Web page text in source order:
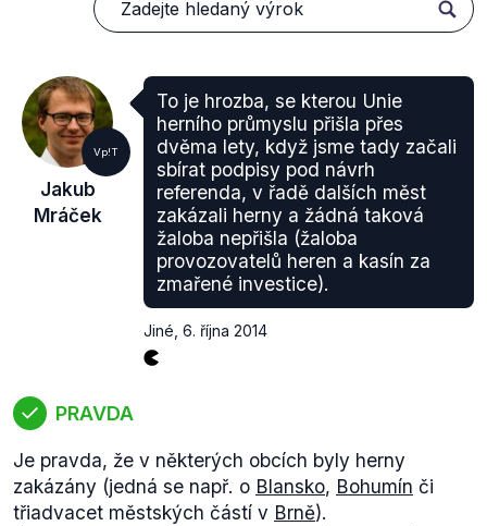
Vp!T
Jakub
Mráček
To je hrozba, se kterou Unie
herního průmyslu přišla přes
dvěma lety, když jsme tady začali
sbírat podpisy pod návrh
referenda, v řadě dalších měst
zakázali herny a žádná taková
žaloba nepřišla (žaloba
provozovatelů heren a kasín za
zmařené investice).
Jiné 6. října 2014
PRAVDA
Je pravda, že v některých obcích byly herny
zakázány (jedná se např. o Blansko, Bohumín či
třiadvacet městských částí v Brně).